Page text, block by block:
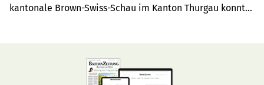
kantonale Brown-Swiss-Schau im Kanton Thurgau konnte